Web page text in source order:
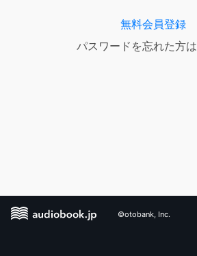
無料会員登録
パスワードを忘れた方は
©otobank, Inc.